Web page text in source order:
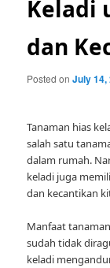
Keladi
dan
Posted onJuly 14,
Tanaman hias
salah satu
dalam rumah.
keladi juga
dan kecantikan
Manfaat
sudah tidak
keladi